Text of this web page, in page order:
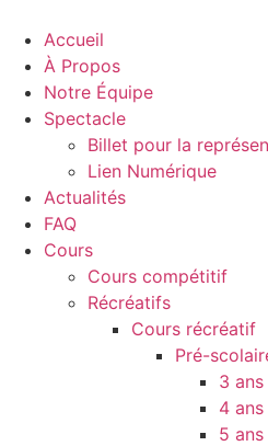
contenu
Accueil
À Propos
Notre Équipe
Spectacle
Billet pour la
Lien Numérique
Actualités
FAQ
Cours
Cours compétitif
Récréatifs
Cours récréatif
Pré-
3 ans
4 ans
5